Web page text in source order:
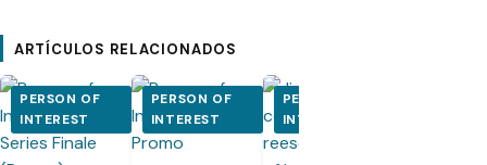
ARTÍCULOS RELACIONADOS
PERSON OF
INTEREST
PERSON OF
INTEREST
PERSON OF
INTEREST